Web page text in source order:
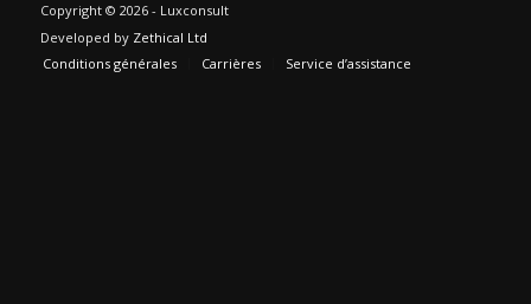
Copyright © 2026 - Luxconsult
Developed by Zethical Ltd
Conditions générales
Carrières Service d’assistance